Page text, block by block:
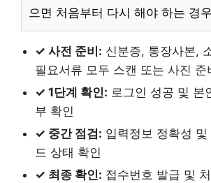
으면 처음부터 다시 해야 하는 경
✓ 사전 준비: 신분증, 통장사본,
필요서류 모두 스캔 또는 사진 준
✓ 1단계 확인: 로그인 성공 및 본
부 확인
✓ 중간 점검: 입력정보 정확성
드 상태 확인
✓ 최종 확인: 접수번호 발급 및